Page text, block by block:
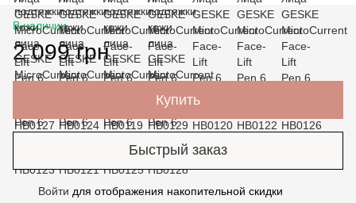
В наличии
2 099 грн
Купить
Быстрый заказ
Войти для отображения накопительной скидки